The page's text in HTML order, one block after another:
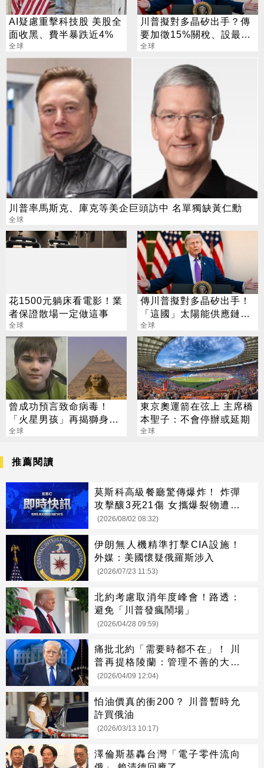
AI疑慮重擊科技股 美股全
面收黑、費半暴跌近4%
全球
川普擬對多晶矽出手？傳
要加徵15%關稅、設最低
進口價
全球
川普率馬斯克、庫克等美企巨頭訪中 名單獨缺黃仁勳
全球
花1500元躺床看電影！業
者保證散場一定做這事
全球
傳川普擬對多晶矽出手！
「這國」太陽能供應鏈恐
遭重擊
全球
曾成功預言致命病毒！
「火星男孩」再揭獅身人
面像祕辛
全球
東京奧運箭在弦上 主席橋
本聖子：不會停辦或延期
全球
推薦閱讀
莫斯科高級餐廳驚傳爆炸！ 炸彈
攻擊釀3死21傷 女攜爆裂物遭攔
引爆
(2026/08/02 08:32)
伊朗無人機精準打擊CIA設施！
外媒：美國懷疑俄羅斯涉入
(2026/07/23 11:53)
北約考慮取消年度峰會！路透：
避免「川普發瘋鬧場」
(2026/04/28 09:59)
痛批北約「需要時都不在」！ 川
普再提格陵蘭：管理不善的大冰
塊
(2026/04/09 12:04)
怕油價真的衝200？ 川普暫時允
許買俄油
(2026/03/13 10:17)
澤倫斯基轟台灣「電子零件流向